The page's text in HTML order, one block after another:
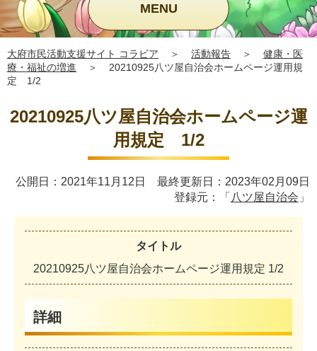
MENU
大府市民活動支援サイト コラビア ＞ 活動報告 ＞
健康・医
療・福祉の増進
＞
20210925八ツ屋自治会ホームページ運用規
定 1/2
20210925八ツ屋自治会ホームページ運
用規定 1/2
公開日：2021年11月12日 最終更新日：2023年02月09日
登録元：「 八ツ屋自治会 」
タイトル
20210925八 ツ屋自治会ホー ムページ運用 規定 1/2
詳細